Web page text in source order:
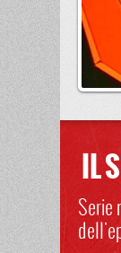
IL
Serie